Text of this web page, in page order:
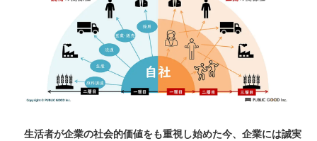
生活者が企業の社会的価値をも重視し始めた今、企業には誠実